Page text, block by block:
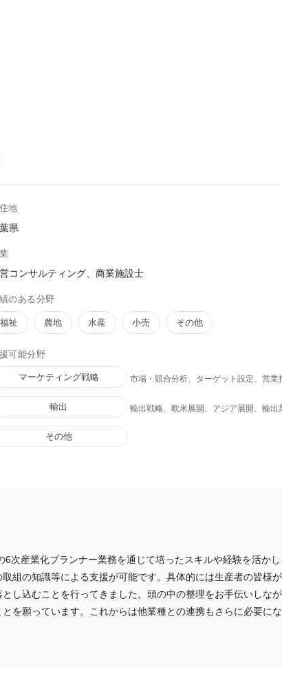
地
県
コンサルティング、商業施設士
のある分野
福祉 農地 水産 小売 その他
可能分野
マーケティング戦略 市場・競合分析、ターゲット設定、営業
輸出 輸出戦略、欧⽶展開、アジア展開、輸出
その他
次産業化プランナー業務を通じて培ったスキルや経験を活か
組の知識等による支援が可能です。具体的には生産者の皆様
し込むことを行ってきました。頭の中の整理をお手伝いしな
を願っています。これからは他業種との連携もさらに必要に